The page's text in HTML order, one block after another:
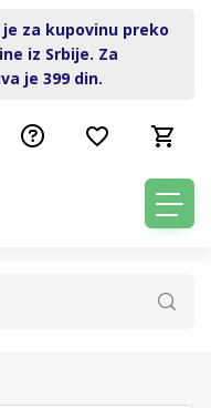
za kupovinu preko
iz Srbije. Za
je 399 din.